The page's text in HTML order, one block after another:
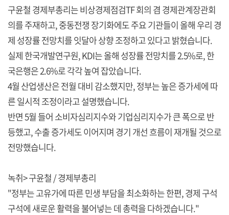
구윤철 경제부총리는 비상경제점검TF 회의 겸 경제관계장관회
의를 주재하고, 중동전쟁 장기화에도 주요 기관들이 올해 우리 경
제 성장률 전망치를 잇달아 상향 조정하고 있다고 밝혔습니다.
실제 한국개발연구원, KDI는 올해 성장률 전망치를 2.5%로, 한
국은행은 2.6%로 각각 높여 잡았습니다.
4월 산업생산은 전월 대비 감소했지만, 정부는 높은 증가세에 따
른 일시적 조정이라고 설명했습니다.
반면 5월 들어 소비자심리지수와 기업심리지수가 큰 폭으로 반
등했고, 수출 증가세도 이어지며 경기 개선 흐름이 재개될 것으로
전망했습니다.
녹취> 구윤철 / 경제부총리
"정부는 고유가에 따른 민생 부담을 최소화하는 한편, 경제 구석
구석에 새로운 활력을 불어넣는 데 총력을 다하겠습니다."